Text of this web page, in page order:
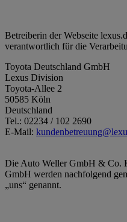
Betreiberin der Webseite
verantwortlich für die
Toyota Deutschland GmbH
Lexus Division
Toyota-Allee 2
50585 Köln
Deutschland
Tel.: 02234 / 102 2690
E-Mail:
Die Auto Weller GmbH & Co.
GmbH werden nachfolgend
„uns“ genannt.